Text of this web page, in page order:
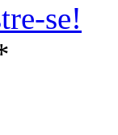
se!